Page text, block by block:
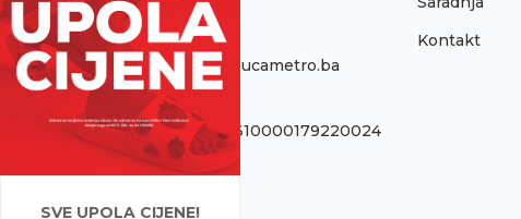
SVE UPOLA CIJENE!
Email:
onlinepodrska@obucametro.ba
Račun:
Raiffeisen banka 1610000179220024
PIB:
Kontakt